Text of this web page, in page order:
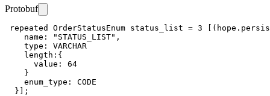
Protobuf
repeated OrderStatusEnum status_list = 3
    name: "STATUS_LIST",
    type: VARCHAR
    length:{
      value: 64
    }
    enum_type: CODE
  }];